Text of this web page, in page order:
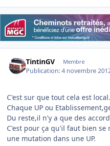
TintinGV Membre
Publication:4 novembre
C'est sur que tout cela est local.
Chaque UP ou
Du reste,il n'y a que des
C'est pour ça qu'il faut bien
une mutation dans une UP.